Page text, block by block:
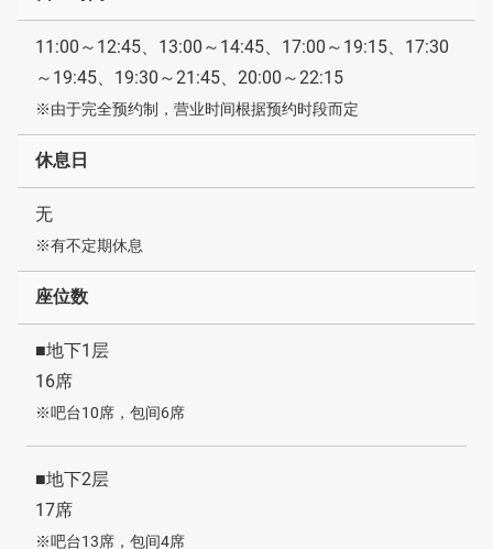
11:00～12:45、13:00～14:45、17:00～19:15、17:30
～19:45、19:30～21:45、20:00～22:15
※由于完全预约制，营业时间根据预约时段而定
休息日
无
※有不定期休息
座位数
■地下1层
16席
※吧台10席，包间6席
■地下2层
17席
※吧台13席，包间4席